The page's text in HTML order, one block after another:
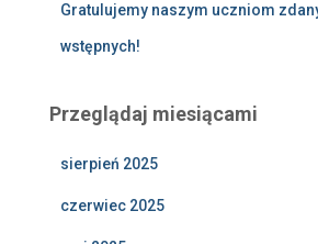
Gratulujemy naszym uczniom
wstępnych!
Przeglądaj miesiącami
sierpień 2025
czerwiec 2025